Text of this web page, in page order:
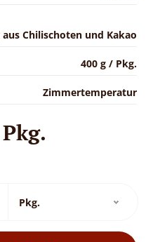
Chilischoten und Kakao
400 g / Pkg.
Zimmertemperatur